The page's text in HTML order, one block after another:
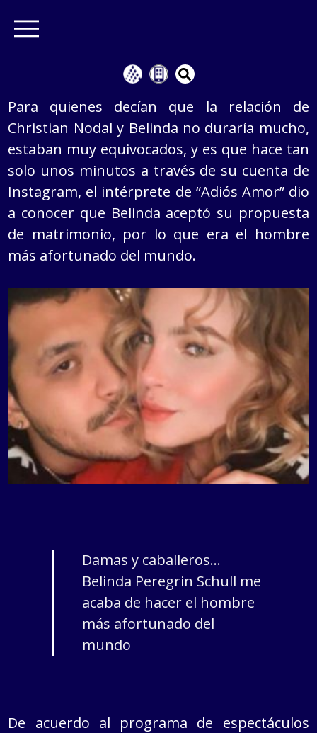
Para quienes decían que la relación de
Christian Nodal y Belinda no duraría mucho,
estaban muy equivocados, y es que hace tan
solo unos minutos a través de su cuenta de
Instagram, el intérprete de “Adiós Amor” dio
a conocer que Belinda aceptó su propuesta
de matrimonio, por lo que era el hombre
más afortunado del mundo.
Damas y caballeros…
Belinda Peregrin Schull me
acaba de hacer el hombre
más afortunado del
mundo
De acuerdo al programa de espectáculos